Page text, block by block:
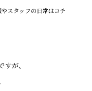
スタッフの日常はコチ
が、